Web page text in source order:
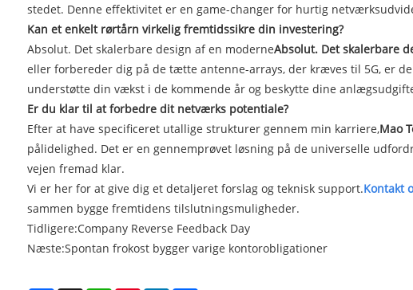
stedet. Denne effektivitet er en game-changer for hurtig
Kan et enkelt rørtårn virkelig fremtidssikre din investering?
Absolut. Det skalerbare design af en moderneAbsolut. Det skalerbare
eller forbereder dig på de tætte antenne-arrays, der kræves til 5G, er
understøtte din vækst i de kommende år og beskytte dine
Er du klar til at forbedre dit netværks potentiale?
Efter at have specificeret utallige strukturer gennem min karriere,Mao
pålidelighed. Det er en gennemprøvet løsning på de universelle
vejen fremad klar.
Vi er her for at give dig et detaljeret forslag og teknisk support.Kontakt
sammen bygge fremtidens tilslutningsmuligheder.
Tidligere:Company Reverse Feedback Day
Næste:Spontan frokost bygger varige kontorobligationer